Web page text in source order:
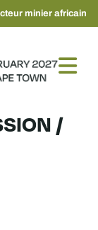
minier africain
/